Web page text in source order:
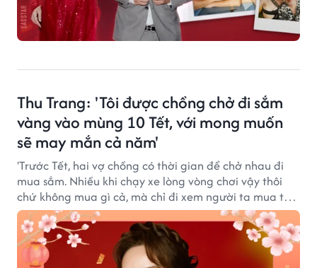
Thu Trang: 'Tôi được chồng chở đi sắm
vàng vào mùng 10 Tết, với mong muốn
sẽ may mắn cả năm'
'Trước Tết, hai vợ chồng có thời gian để chở nhau đi
mua sắm. Nhiều khi chạy xe lòng vòng chơi vậy thôi
chứ không mua gì cả, mà chỉ đi xem người ta mua thôi
cũng thấy đủ vui rồi', Thu Trang chia sẻ.